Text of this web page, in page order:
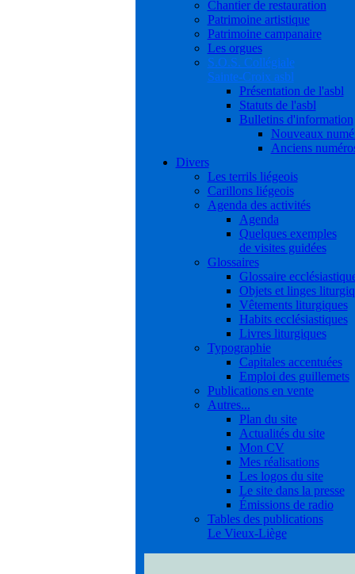
Chantier de restauration
Patrimoine artistique
Patrimoine campanaire
Les orgues
S.O.S. Collégiale
Sainte-Croix asbl
Présentation de l'asbl
Statuts de l'asbl
Bulletins d'information
Nouveaux
Anciens
Divers
Les terrils liégeois
Carillons liégeois
Agenda des activités
Agenda
Quelques exemples
de visites guidées
Glossaires
Glossaire
Objets et linges
Vêtements liturgiques
Habits ecclésiastiques
Livres liturgiques
Typographie
Capitales accentuées
Emploi des guillemets
Publications en vente
Autres...
Plan du site
Actualités du site
Mon CV
Mes réalisations
Les logos du site
Le site dans la presse
Émissions de radio
Tables des publications
Le Vieux-Liège